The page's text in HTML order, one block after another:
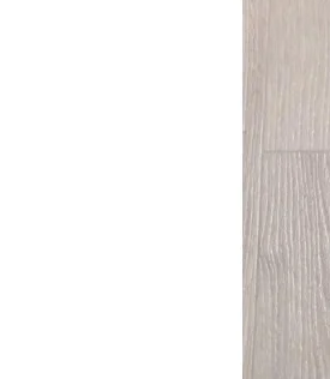
купити подарунковий набір шампурів
шампура для шашлику подарункові
шампура з дерев'яною ручкою набір